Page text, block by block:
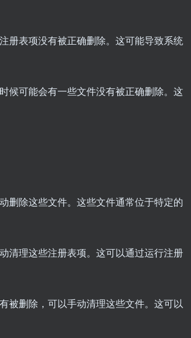
册表项没有被正确删除。这可能导致系统
候可能会有一些文件没有被正确删除。这
删除这些文件。这些文件通常位于特定的
清理这些注册表项。这可以通过运行注册
被删除，可以手动清理这些文件。这可以